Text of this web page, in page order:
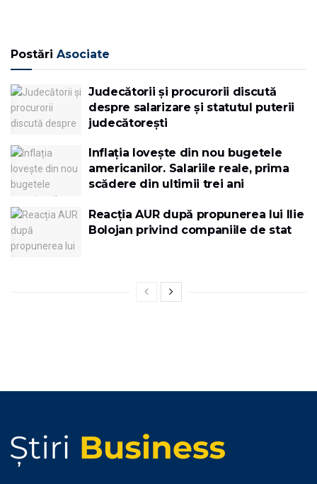
Postări Asociate
Judecătorii și procurorii discută
despre salarizare și statutul puterii
judecătorești
Inflația lovește din nou bugetele
americanilor. Salariile reale, prima
scădere din ultimii trei ani
Reacția AUR după propunerea lui Ilie
Bolojan privind companiile de stat